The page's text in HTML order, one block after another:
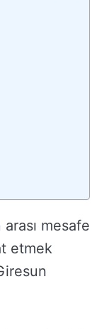
mesafe
etmek